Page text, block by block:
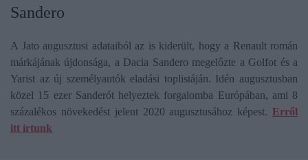
Sandero
A Jato augusztusi adataiból az is kiderült, hogy a Renault román
márkájának újdonsága, a Dacia Sandero megelőzte a Golfot és a
Yarist az új személyautók eladási toplistáján. Idén augusztusban
közel 15 ezer Sanderót helyeztek forgalomba Európában, ami 8
százalékos növekedést jelent 2020 augusztusához képest. Erről
itt írtunk